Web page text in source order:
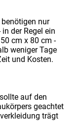
nur
der Regel ein
cm x 80 cm -
weniger Tage
und Kosten.
auf den
geachtet
trägt